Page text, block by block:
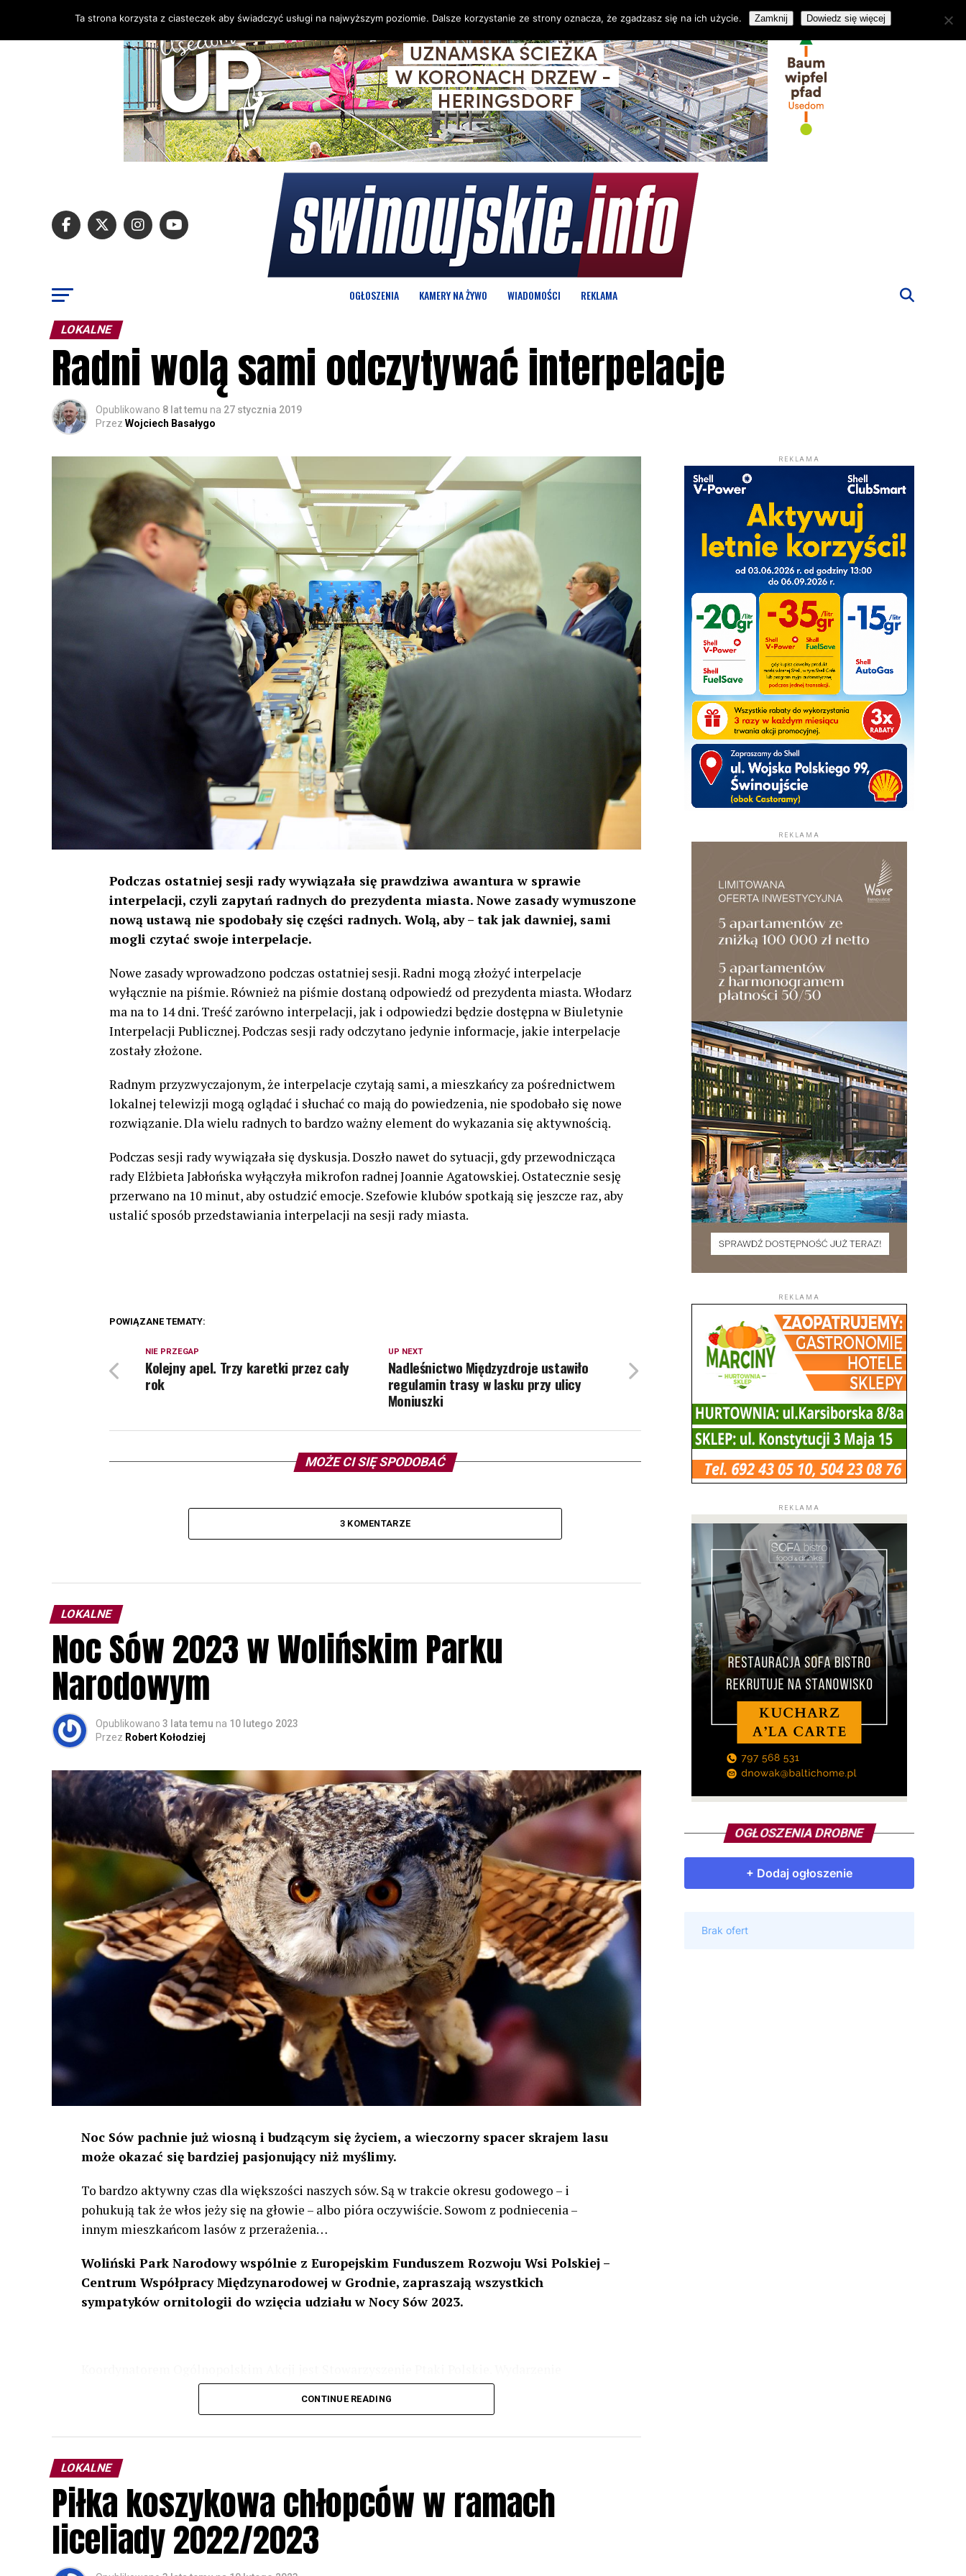
OGŁOSZENIA KAMERY NA ŻYWO WIADOMOŚCI REKLAMA
LOKALNE
Radni wolą sami odczytywać interpelacje
Opublikowano 8 lat temu na 27 stycznia 2019
Przez Wojciech Basałygo
Podczas ostatniej sesji rady wywiązała się prawdziwa awantura w sprawie
interpelacji, czyli zapytań radnych do prezydenta miasta. Nowe zasady wymuszone
nową ustawą nie spodobały się części radnych. Wolą, aby – tak jak dawniej, sami
mogli czytać swoje interpelacje.
Nowe zasady wprowadzono podczas ostatniej sesji. Radni mogą złożyć interpelacje
wyłącznie na piśmie. Również na piśmie dostaną odpowiedź od prezydenta miasta. Włodarz
ma na to 14 dni. Treść zarówno interpelacji, jak i odpowiedzi będzie dostępna w Biuletynie
Interpelacji Publicznej. Podczas sesji rady odczytano jedynie informacje, jakie interpelacje
zostały złożone.
Radnym przyzwyczajonym, że interpelacje czytają sami, a mieszkańcy za pośrednictwem
lokalnej telewizji mogą oglądać i słuchać co mają do powiedzenia, nie spodobało się nowe
rozwiązanie. Dla wielu radnych to bardzo ważny element do wykazania się aktywnością.
Podczas sesji rady wywiązała się dyskusja. Doszło nawet do sytuacji, gdy przewodnicząca
rady Elżbieta Jabłońska wyłączyła mikrofon radnej Joannie Agatowskiej. Ostatecznie sesję
przerwano na 10 minut, aby ostudzić emocje. Szefowie klubów spotkają się jeszcze raz, aby
ustalić sposób przedstawiania interpelacji na sesji rady miasta.
POWIĄZANE TEMATY:
UP NEXT
Nadleśnictwo Międzyzdroje ustawiło
regulamin trasy w lasku przy ulicy
Moniuszki
NIE PRZEGAP
Kolejny apel. Trzy karetki przez cały
rok
MOŻE CI SIĘ SPODOBAĆ
3 KOMENTARZE
LOKALNE
Noc Sów 2023 w Wolińskim Parku
Narodowym
Opublikowano 3 lata temu na 10 lutego 2023
Przez Robert Kołodziej
Noc Sów pachnie już wiosną i budzącym się życiem, a wieczorny spacer skrajem lasu
może okazać się bardziej pasjonujący niż myślimy.
To bardzo aktywny czas dla większości naszych sów. Są w trakcie okresu godowego – i
pohukują tak że włos jeży się na głowie – albo pióra oczywiście. Sowom z podniecenia –
innym mieszkańcom lasów z przerażenia…
Woliński Park Narodowy wspólnie z Europejskim Funduszem Rozwoju Wsi Polskiej –
Centrum Współpracy Międzynarodowej w Grodnie, zapraszają wszystkich
sympatyków ornitologii do wzięcia udziału w Nocy Sów 2023.
odbędzie się w dniach24 i 25 lutego 2023 r. wg harmonogramu przedstawionego na
Wszystkich uczestników zapraszamy do udziału w Akcji, włączenia się w aktywne
rozpoznawanie głosów sów i wymianę doświadczeń przy grillu.Na wydarzenie obowiązują
zapisy.
CONTINUE READING
LOKALNE
Piłka koszykowa chłopców w ramach
liceliady 2022/2023
REKLAMA
REKLAMA
REKLAMA
REKLAMA
OGŁOSZENIA DROBNE
Ta strona korzysta z ciasteczek aby świadczyć usługi na najwyższym poziomie. Dalsze korzystanie ze strony oznacza, że zgadzasz się na ich użycie. Zamknij Dowiedz się więcej